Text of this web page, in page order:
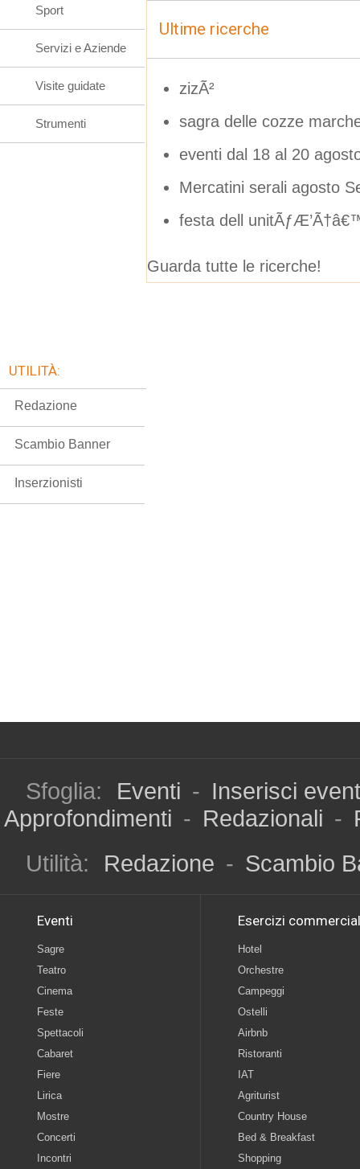
Ultime ricerche
zizÃ²
sagra delle cozze
eventi dal 18 al 20
Mercatini serali agosto
festa dell
Guarda tutte le ricerche!
Sport
Servizi e Aziende
Visite guidate
Strumenti
UTILITÀ:
Redazione
Scambio Banner
Inserzionisti
Sfoglia: Eventi - Inserisci
Approfondimenti - Redazionali -
Utilità:
Redazione - Scambio
Eventi
Sagre
Teatro
Cinema
Feste
Spettacoli
Cabaret
Fiere
Lirica
Mostre
Concerti
Incontri
Esercizi
Hotel
Orchestre
Campeggi
Ostelli
Airbnb
Ristoranti
IAT
Agriturist
Country House
Bed & Breakfast
Shopping